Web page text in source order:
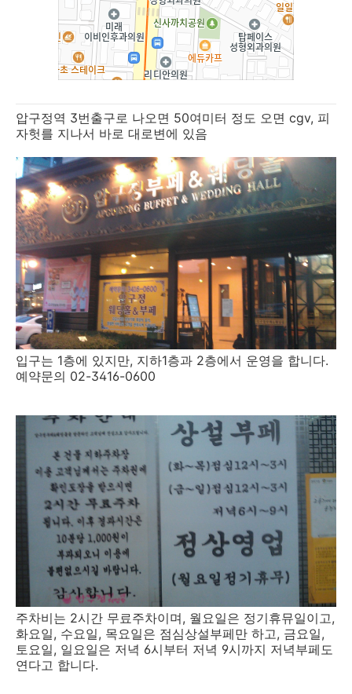
압구정역 3번출구로 나오면 50여미터 정도 오면 cgv, 피
자헛를 지나서 바로 대로변에 있음
입구는 1층에 있지만, 지하1층과 2층에서 운영을 합니다.
예약문의 02-3416-0600
주차비는 2시간 무료주차이며, 월요일은 정기휴뮤일이고,
화요일, 수요일, 목요일은 점심상설부페만 하고, 금요일,
토요일, 일요일은 저녁 6시부터 저녁 9시까지 저녁부페도
연다고 합니다.